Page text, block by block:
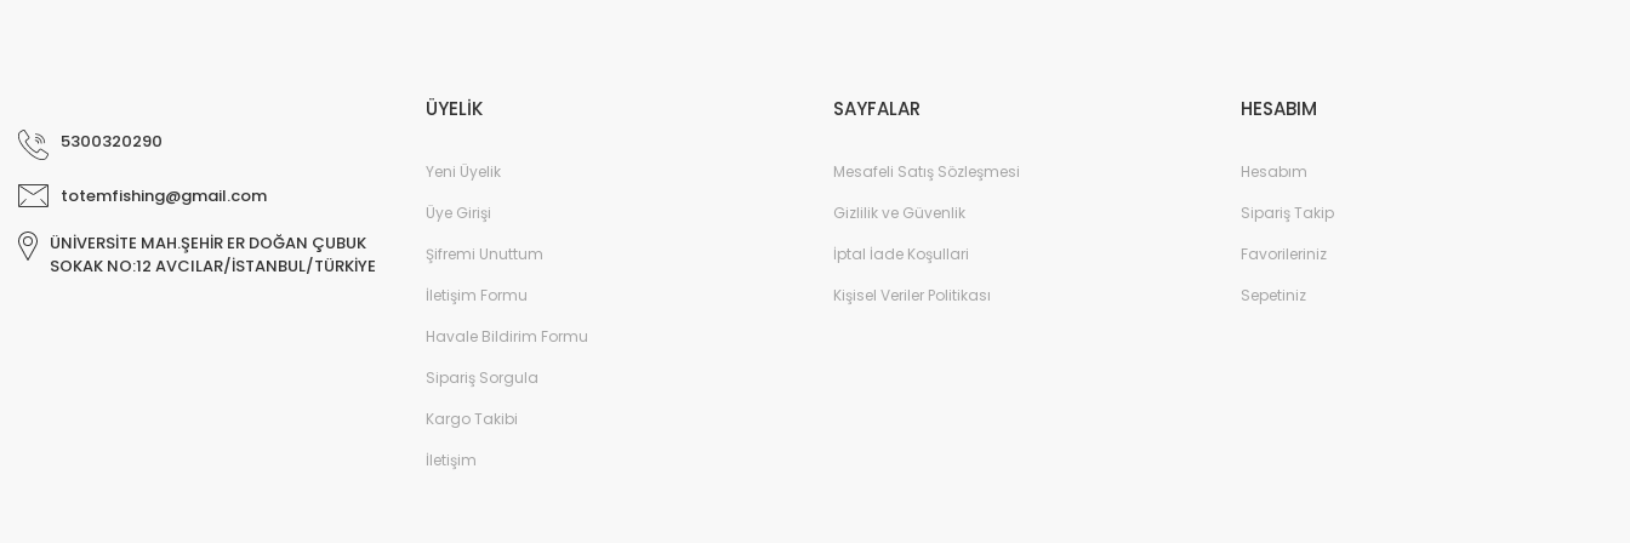
5300320290
totemfishing@gmail.com
ÜNİVERSİTE MAH.ŞEHİR ER DOĞAN ÇUBUK
SOKAK NO:12 AVCILAR/İSTANBUL/TÜRKİYE
ÜYELİK
Yeni Üyelik
Üye Girişi
Şifremi Unuttum
İletişim Formu
Havale Bildirim Formu
Sipariş Sorgula
Kargo Takibi
İletişim
SAYFALAR
Mesafeli Satış Sözleşmesi
Gizlilik ve Güvenlik
İptal İade Koşullari
Kişisel Veriler Politikası
HESABIM
Hesabım
Sipariş Takip
Favorileriniz
Sepetiniz